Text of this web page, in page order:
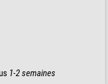
1-2 semaines